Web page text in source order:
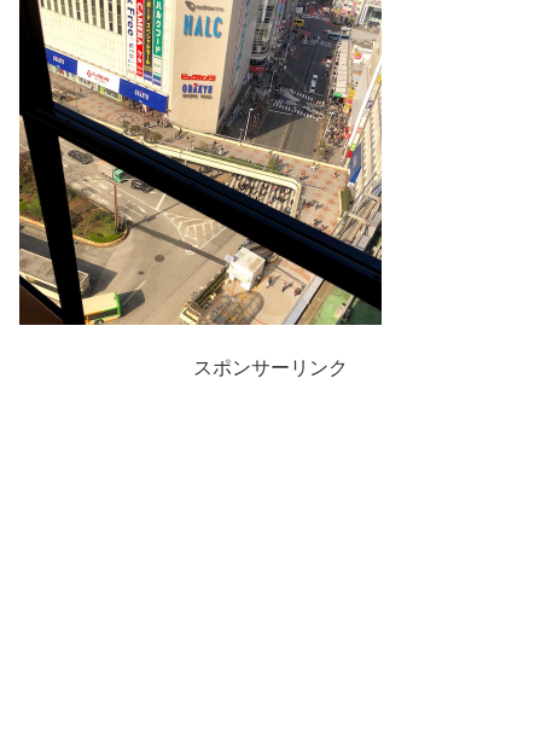
スポンサーリンク